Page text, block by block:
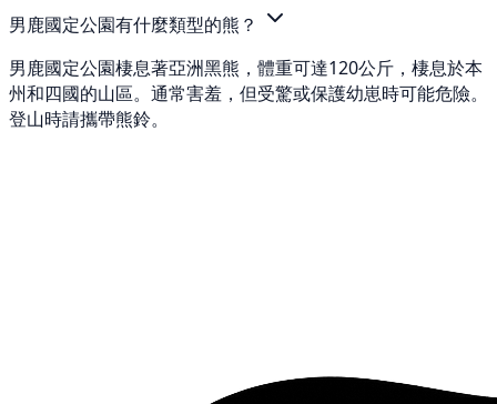
男鹿國定公園有什麼類型的熊？
男鹿國定公園棲息著亞洲黑熊，體重可達120公斤，棲息於本
州和四國的山區。通常害羞，但受驚或保護幼崽時可能危險。
登山時請攜帶熊鈴。